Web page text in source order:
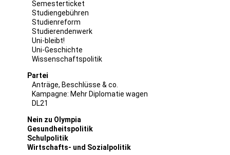
Semesterticket
Studiengebühren
Studienreform
Studierendenwerk
Uni-bleibt!
Uni-Geschichte
Wissenschaftspolitik
Partei
Anträge, Beschlüsse & co.
Kampagne: Mehr Diplomatie wagen
DL21
Nein zu Olympia
Gesundheitspolitik
Schulpolitik
Wirtschafts- und Sozialpolitik